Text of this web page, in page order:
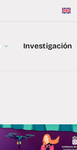
Investigación